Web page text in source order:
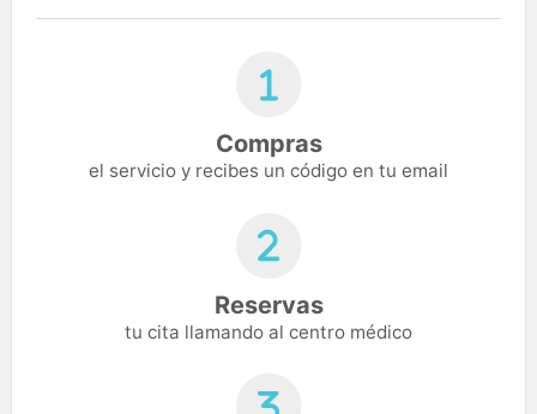
Compras
el servicio y recibes un código en tu email
Reservas
tu cita llamando al centro médico